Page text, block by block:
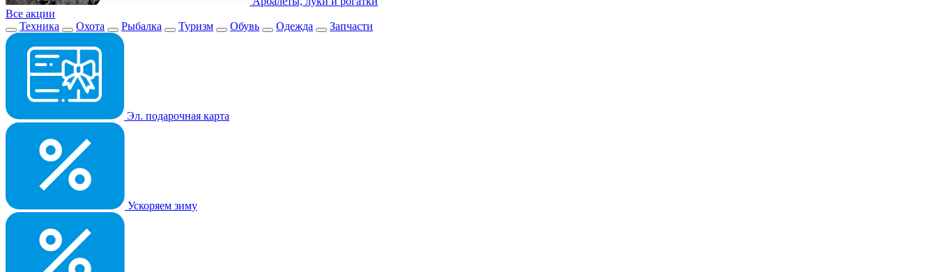
Все акции
Техника
Охота Рыбалка Туризм Обувь Одежда Запчасти
Эл. подарочная карта
Ускоряем зиму